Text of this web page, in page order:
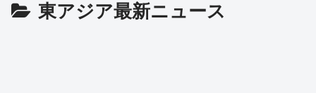
東アジア最新ニュース